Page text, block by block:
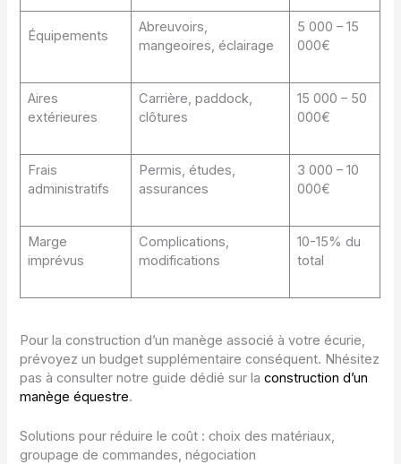
Équipements
Abreuvoirs,
mangeoires, éclairage
5 000 – 15
000€
Aires
extérieures
Carrière, paddock,
clôtures
15 000 – 50
000€
Frais
administratifs
Permis, études,
assurances
3 000 – 10
000€
Marge
imprévus
Complications,
modifications
10-15% du
total
Pour la construction d’un manège associé à votre écurie,
prévoyez un budget supplémentaire conséquent. Nhésitez
pas à consulter notre guide dédié sur laconstruction d’un
manège équestre.
Solutions pour réduire le coût : choix des matériaux,
groupage de commandes, négociation